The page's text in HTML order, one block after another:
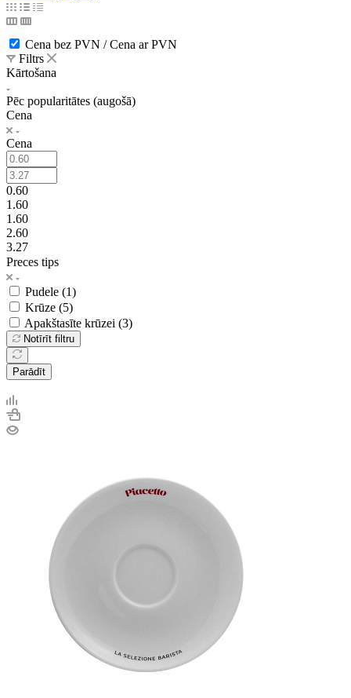
Cena bez PVN / Cena ar PVN
Filtrs
Kārtošana
Pēc popularitātes (augošā)
Cena
Cena
0.60
1.60
1.60
2.60
3.27
Preces tips
Pudele (1)
Krūze (5)
Apakštasīte krūzei (3)
Notīrīt filtru
Parādīt